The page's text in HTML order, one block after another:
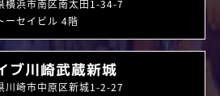
横浜市南区南太田1-34-7
ーセイビル 4階
ブ川崎武蔵新城
川崎市中原区新城1-2-27